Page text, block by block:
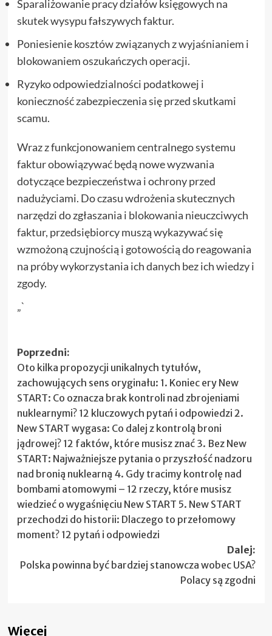
Sparaliżowanie pracy działów księgowych na
skutek wysypu fałszywych faktur.
Poniesienie kosztów związanych z wyjaśnianiem i
blokowaniem oszukańczych operacji.
Ryzyko odpowiedzialności podatkowej i
konieczność zabezpieczenia się przed skutkami
scamu.
Wraz z funkcjonowaniem centralnego systemu
faktur obowiązywać będą nowe wyzwania
dotyczące bezpieczeństwa i ochrony przed
nadużyciami. Do czasu wdrożenia skutecznych
narzędzi do zgłaszania i blokowania nieuczciwych
faktur, przedsiębiorcy muszą wykazywać się
wzmożoną czujnością i gotowością do reagowania
na próby wykorzystania ich danych bez ich wiedzy i
zgody.
„`
Zobacz
wpisy
Poprzedni:
Oto kilka propozycji unikalnych tytułów,
zachowujących sens oryginału: 1. Koniec ery New
START: Co oznacza brak kontroli nad zbrojeniami
nuklearnymi? 12 kluczowych pytań i odpowiedzi 2.
New START wygasa: Co dalej z kontrolą broni
jądrowej? 12 faktów, które musisz znać 3. Bez New
START: Najważniejsze pytania o przyszłość nadzoru
nad bronią nuklearną 4. Gdy tracimy kontrolę nad
bombami atomowymi – 12 rzeczy, które musisz
wiedzieć o wygaśnięciu New START 5. New START
przechodzi do historii: Dlaczego to przełomowy
moment? 12 pytań i odpowiedzi
Dalej:
Polska powinna być bardziej stanowcza wobec USA?
Polacy są zgodni
Więcej